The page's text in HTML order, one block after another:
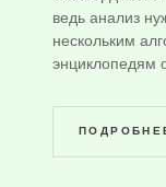
ведь анализ
нескольким
энциклопедям